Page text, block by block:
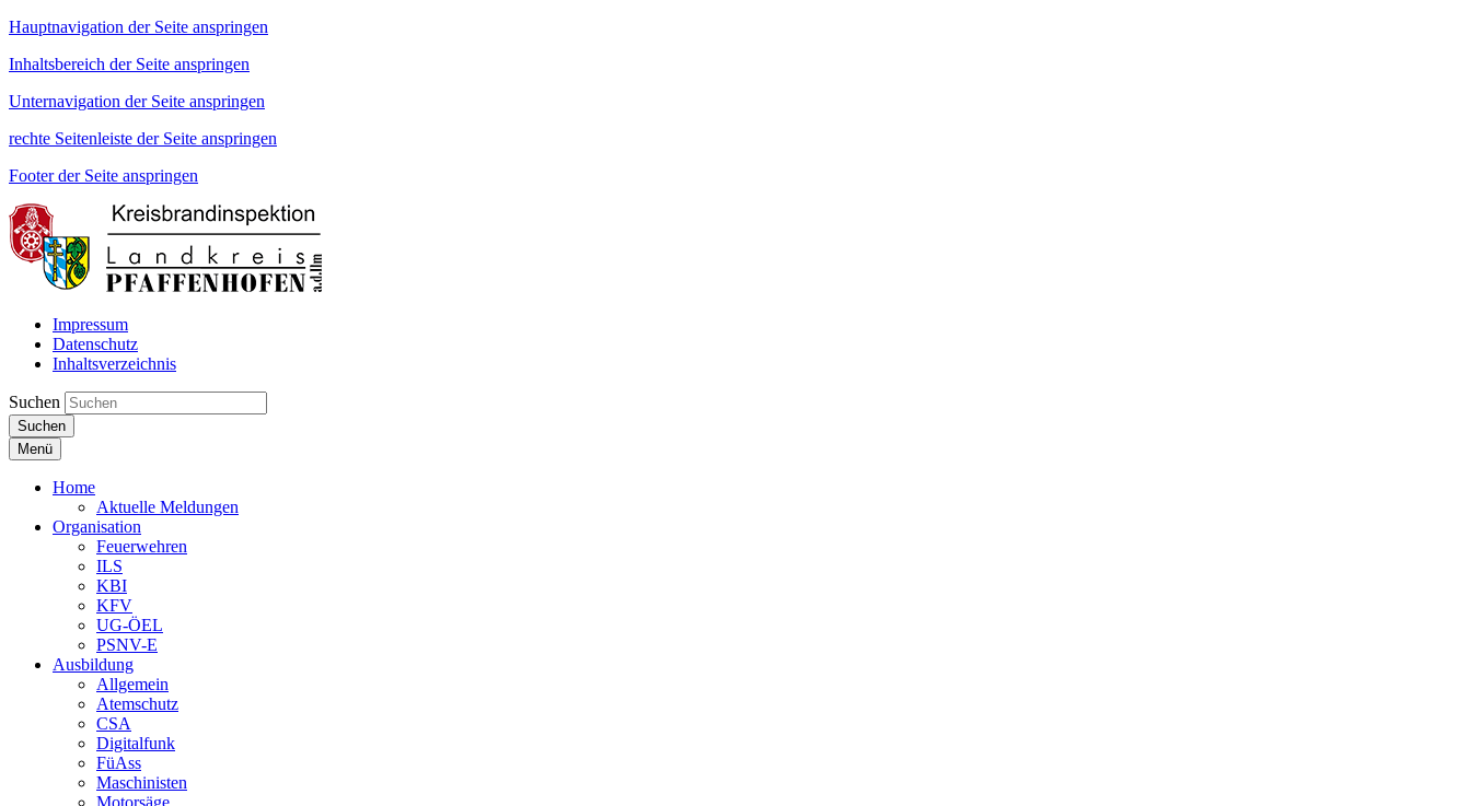
Hauptnavigation der Seite anspringen
Inhaltsbereich der Seite anspringen
Unternavigation der Seite anspringen
rechte Seitenleiste der Seite anspringen
Footer der Seite anspringen
Impressum
Datenschutz
Inhaltsverzeichnis
Suchen
Suchen
Menü
Home
Aktuelle Meldungen
Organisation
Feuerwehren
ILS
KBI
KFV
UG-ÖEL
PSNV-E
Ausbildung
Allgemein
Atemschutz
CSA
Digitalfunk
FüAss
Maschinisten
Motorsäge